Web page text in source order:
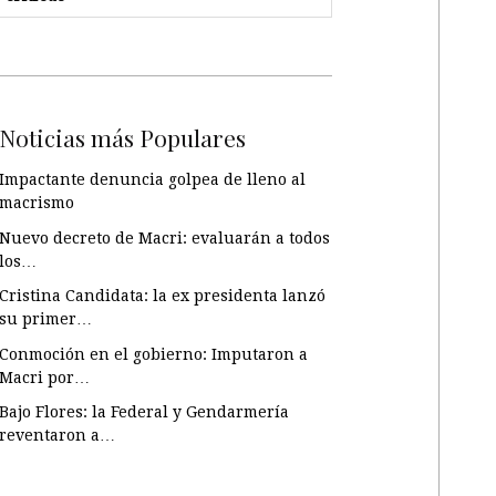
Noticias más Populares
Impactante denuncia golpea de lleno al
macrismo
Nuevo decreto de Macri: evaluarán a todos
los…
Cristina Candidata: la ex presidenta lanzó
su primer…
Conmoción en el gobierno: Imputaron a
Macri por…
Bajo Flores: la Federal y Gendarmería
reventaron a…